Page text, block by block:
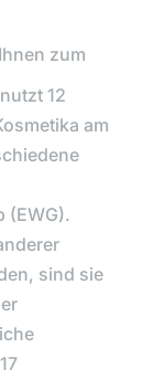
zum
12
am
(EWG).
sind sie